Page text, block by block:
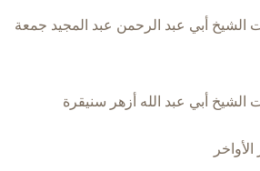
الشيخ أبي عبد الرحمن عبد المجيد جمعة
الشيخ أبي عبد الله أزهر سنيقرة